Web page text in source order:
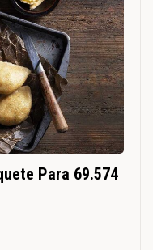
Para 69.574